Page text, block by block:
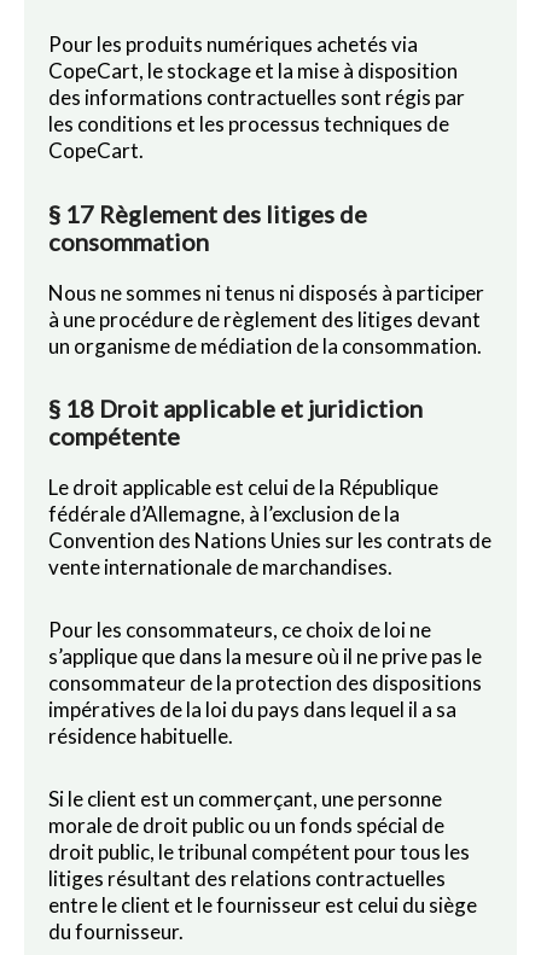
Pour les produits numériques achetés via
CopeCart, le stockage et la mise à disposition
des informations contractuelles sont régis par
les conditions et les processus techniques de
CopeCart.
§ 17 Règlement des litiges de
consommation
Nous ne sommes ni tenus ni disposés à participer
à une procédure de règlement des litiges devant
un organisme de médiation de la consommation.
§ 18 Droit applicable et juridiction
compétente
Le droit applicable est celui de la République
fédérale d’Allemagne, à l’exclusion de la
Convention des Nations Unies sur les contrats de
vente internationale de marchandises.
Pour les consommateurs, ce choix de loi ne
s’applique que dans la mesure où il ne prive pas le
consommateur de la protection des dispositions
impératives de la loi du pays dans lequel il a sa
résidence habituelle.
Si le client est un commerçant, une personne
morale de droit public ou un fonds spécial de
droit public, le tribunal compétent pour tous les
litiges résultant des relations contractuelles
entre le client et le fournisseur est celui du siège
du fournisseur.